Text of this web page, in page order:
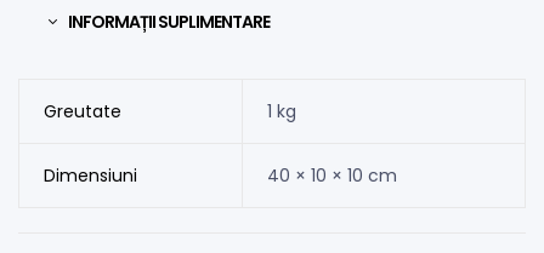
INFORMAȚII SUPLIMENTARE
Greutate 1 kg
Dimensiuni 40 × 10 × 10 cm